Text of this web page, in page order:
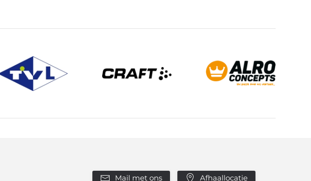
Mail met ons Afhaallocatie